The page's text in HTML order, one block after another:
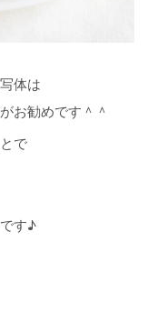
体は
お勧めです＾＾
で
す♪